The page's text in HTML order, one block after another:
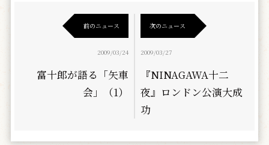
前のニュース
2009/03/24
富十郎が語る「矢車
会」（1）
次のニュース
2009/03/27
『NINAGAWA十二
夜』ロンドン公演大成
功